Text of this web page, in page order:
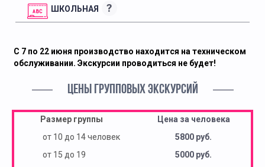
ШКОЛЬНАЯ ?
С 7 по 22 июня производство находится на техническом
обслуживании. Экскурсии проводиться не будет!
ЦЕНЫ ГРУППОВЫХ ЭКСКУРСИЙ
Размер группы
Цена за человека
от 10 до 14 человек
5800 руб.
от 15 до 19
5000 руб.